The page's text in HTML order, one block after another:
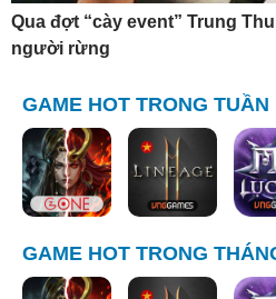
Qua đợt “cày event” Trung
người rừng
GAME HOT TRONG TUẦN
GAME HOT TRONG